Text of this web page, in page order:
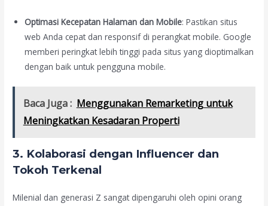
Optimasi Kecepatan Halaman dan Mobile: Pastikan situs
web Anda cepat dan responsif di perangkat mobile. Google
memberi peringkat lebih tinggi pada situs yang dioptimalkan
dengan baik untuk pengguna mobile.
Baca Juga : Menggunakan Remarketing untuk
Meningkatkan Kesadaran Properti
3. Kolaborasi dengan Influencer dan
Tokoh Terkenal
Milenial dan generasi Z sangat dipengaruhi oleh opini orang